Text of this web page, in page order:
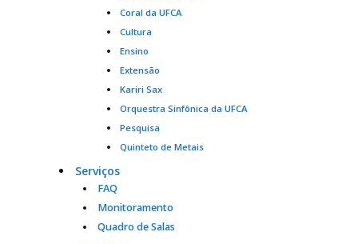
Coral da UFCA
Cultura
Ensino
Extensão
Kariri Sax
Orquestra Sinfônica da UFCA
Pesquisa
Quinteto de Metais
Serviços
FAQ
Monitoramento
Quadro de Salas